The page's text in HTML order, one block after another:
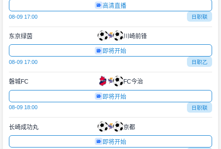
高清直播
08-09 17:00 日职联
东京绿茵 川崎前锋
即将开始
08-09 17:00 日职乙
磐城FC FC今治
即将开始
08-09 18:00 日职联
长崎成功丸 京都
即将开始